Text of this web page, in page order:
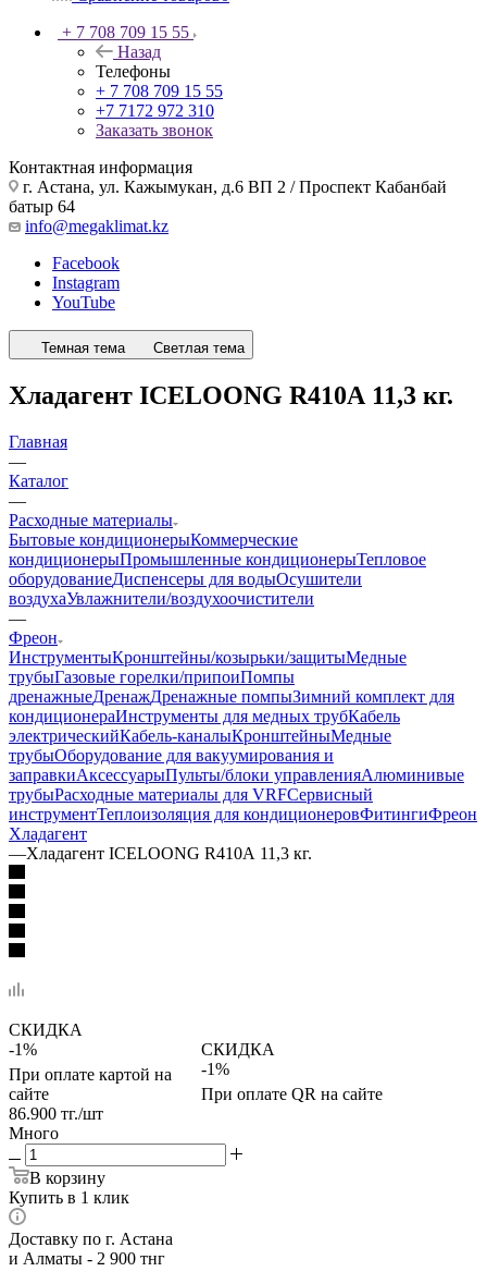
+ 7 708 709 15 55
Назад
Телефоны
+ 7 708 709 15 55
+7 7172 972 310
Заказать звонок
Контактная информация
г. Астана, ул. Кажымукан, д.6 ВП 2 / Проспект Кабанбай
батыр 64
info@megaklimat.kz
Facebook
Instagram
YouTube
Темная тема Светлая тема
Хладагент ICELOONG R410А 11,3 кг.
Главная
—
Каталог
—
Расходные материалы
Бытовые кондиционерыКоммерческие
кондиционерыПромышленные кондиционерыТепловое
оборудованиеДиспенсеры для водыОсушители
воздухаУвлажнители/воздухоочистители
—
Фреон
ИнструментыКронштейны/козырьки/защитыМедные
трубыГазовые горелки/припоиПомпы
дренажныеДренажДренажные помпыЗимний комплект для
кондиционераИнструменты для медных трубКабель
электрическийКабель-каналыКронштейныМедные
трубыОборудование для вакуумирования и
заправкиАксессуарыПульты/блоки управленияАлюминивые
трубыРасходные материалы для VRFСервисный
инструментТеплоизоляция для кондиционеровФитингиФреон
Хладагент
—Хладагент ICELOONG R410А 11,3 кг.
СКИДКА
-1%
При оплате картой на
сайте
СКИДКА
-1%
При оплате QR на сайте
86.900 тг./шт
Много
В корзину
Купить в 1 клик
Доставку по г. Астана
и Алматы - 2 900 тнг